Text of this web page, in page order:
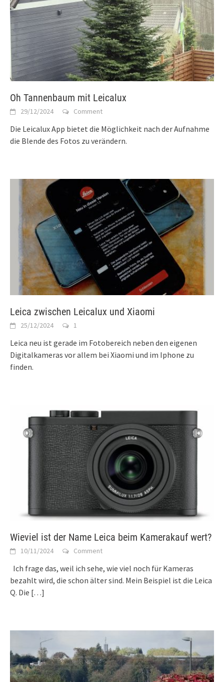
Oh Tannenbaum mit Leicalux
29/12/2024 Comment
Die Leicalux App bietet die Möglichkeit nach der Aufnahme
die Blende des Fotos zu verändern.
Leica zwischen Leicalux und Xiaomi
25/12/2024 1
Leica neu ist gerade im Fotobereich neben den eigenen
Digitalkameras vor allem bei Xiaomi und im Iphone zu
finden.
Wieviel ist der Name Leica beim Kamerakauf wert?
10/11/2024 Comment
Ich frage das, weil ich sehe, wie viel noch für Kameras
bezahlt wird, die schon älter sind. Mein Beispiel ist die Leica
Q. Die […]